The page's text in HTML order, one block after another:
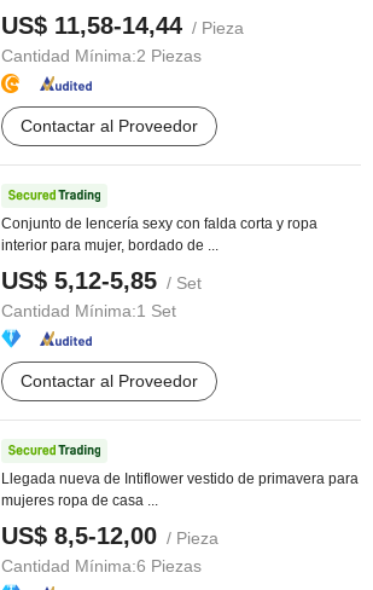
US$ 11,58-14,44 / Pieza
Cantidad Mínima:2 Piezas
Contactar al Proveedor
Conjunto de lencería sexy con falda corta y ropa
interior para mujer, bordado de ...
US$ 5,12-5,85 / Set
Cantidad Mínima:1 Set
Contactar al Proveedor
Llegada nueva de Intiflower vestido de primavera para
mujeres ropa de casa ...
US$ 8,5-12,00 / Pieza
Cantidad Mínima:6 Piezas